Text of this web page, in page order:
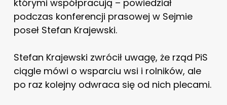
którymi współpracują – powiedział
podczas konferencji prasowej w Sejmie
poseł Stefan Krajewski.
Stefan Krajewski zwrócił uwagę, że rząd PiS
ciągle mówi o wsparciu wsi i rolników, ale
po raz kolejny odwraca się od nich plecami.